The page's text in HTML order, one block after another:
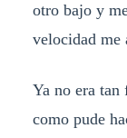
otro bajo y
velocidad me
Ya no era tan
como pude